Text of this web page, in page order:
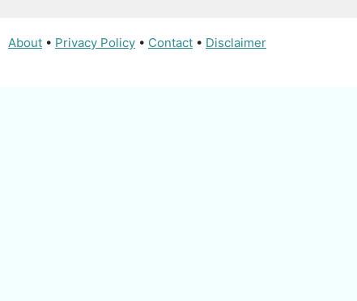
About • Privacy Policy • Contact • Disclaimer